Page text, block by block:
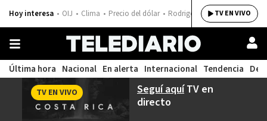
Hoy interesa OIJ Clima Precio del dólar Rodrigo ChavesTV EN VIVO
Última hora Nacional En alerta Internacional Tendencia
Seguí aquíTV en
directo
TV EN VIVO